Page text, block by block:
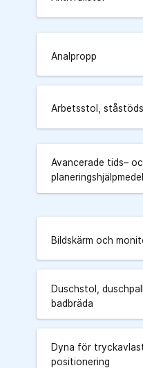
Analpropp
Arbetsstol,
Avancerade tids–
Bildskärm och
Duschstol,
badbräda
Dyna för
positionering